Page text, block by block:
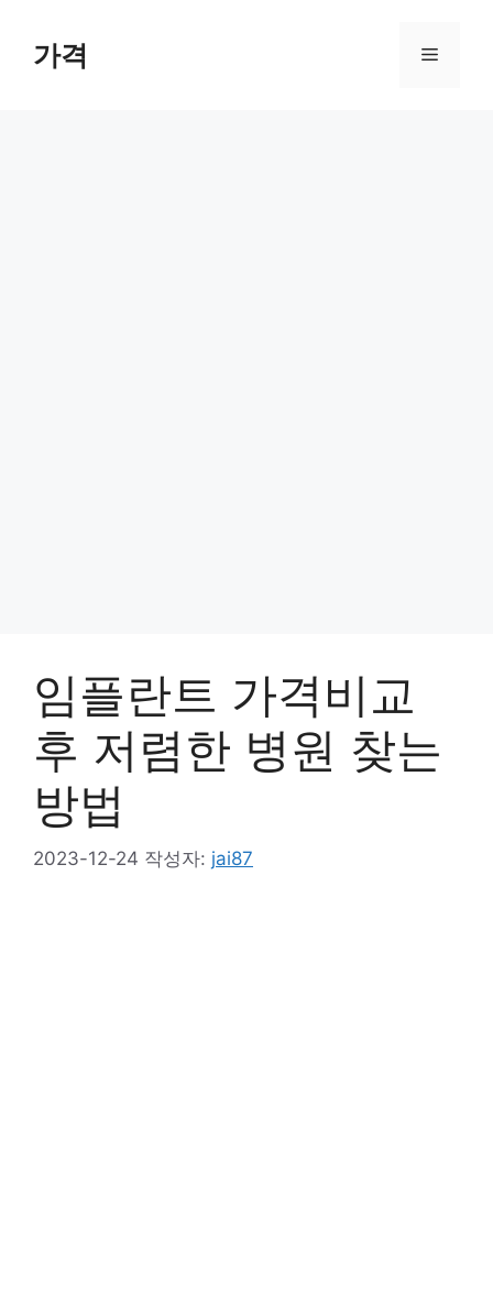
가격 메
임플란트 가격비교
후 저렴한 병원 찾는
방법
2023-12-24 작성자: jai87